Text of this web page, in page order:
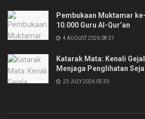
Pembukaan Muktamar
10.000 Guru Al-Qur’an
4 AUGUST 2026 08:31
Katarak Mata: Kenali
Menjaga Penglihatan
23 JULY 2026 05:33